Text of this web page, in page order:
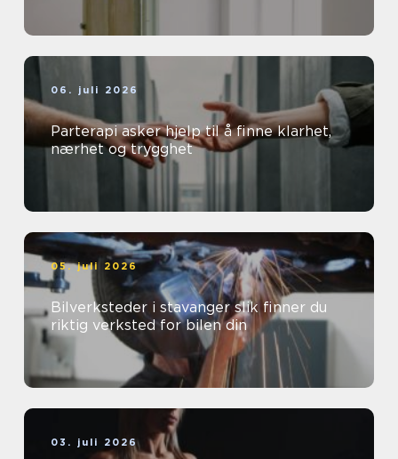
06. juli 2026
Parterapi asker hjelp til å finne klarhet,
nærhet og trygghet
05. juli 2026
Bilverksteder i stavanger slik finner du
riktig verksted for bilen din
03. juli 2026